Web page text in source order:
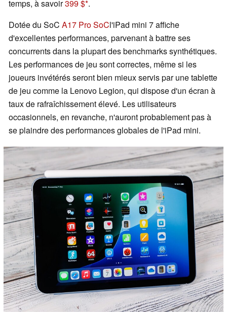
temps, à savoir399 $ .
Dotée du SoC A17 Pro SoCl'iPad mini 7 affiche
d'excellentes performances, parvenant à battre ses
concurrents dans la plupart des benchmarks synthétiques.
Les performances de jeu sont correctes, même si les
joueurs invétérés seront bien mieux servis par une tablette
de jeu comme la Lenovo Legion, qui dispose d'un écran à
taux de rafraîchissement élevé. Les utilisateurs
occasionnels, en revanche, n'auront probablement pas à
se plaindre des performances globales de l'iPad mini.